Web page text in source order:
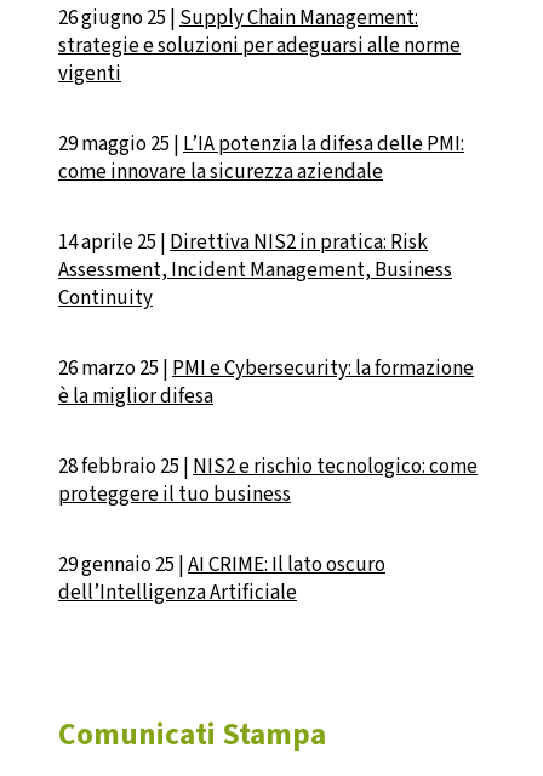
26 giugno 25 |Supply Chain Management:
strategie e soluzioni per adeguarsi alle norme
vigenti
29 maggio 25 |L’IA potenzia la difesa delle PMI:
come innovare la sicurezza aziendale
14 aprile 25 |Direttiva NIS2 in pratica: Risk
Assessment, Incident Management, Business
Continuity
26 marzo 25 |PMI e Cybersecurity: la formazione
è la miglior difesa
28 febbraio 25 |NIS2 e rischio tecnologico: come
proteggere il tuo business
29 gennaio 25 |AI CRIME: Il lato oscuro
dell’Intelligenza Artificiale
Comunicati Stampa